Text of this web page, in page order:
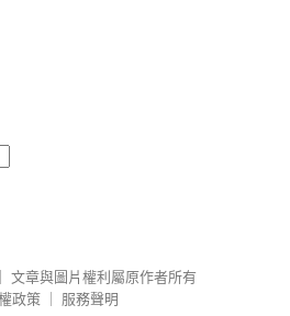
文章與圖片權利屬原作者所有
政策
服務聲明